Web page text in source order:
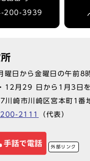
200-3939
曜日から金曜日の午前8
12月29 日から1月3日を
崎市川崎区宮本町1番
2111 （代表）
外部リンク